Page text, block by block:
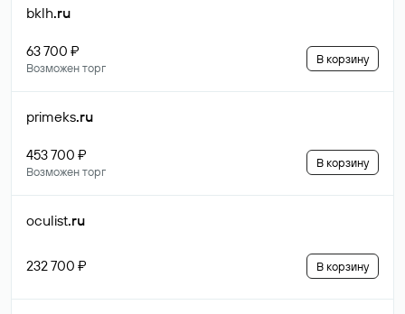
bklh.ru
63 700 ₽
Возможен торг
В корзину
primeks.ru
453 700 ₽
Возможен торг
В корзину
oculist.ru
232 700 ₽ В корзину